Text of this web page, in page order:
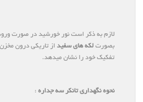
لازم به ذکر است نور خورشید در صورت
بصورت لکه های سفید از تاریکی درون
تفکیک خود را نشان میدهد.
نحوه نگهداری تانکر سه جداره :